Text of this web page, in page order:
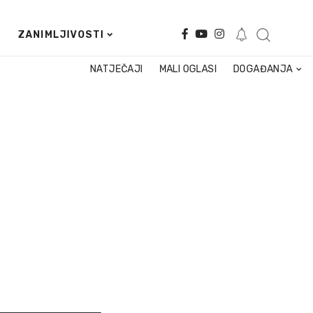
ZANIMLJIVOSTI
NATJEČAJI MALI OGLASI DOGAĐANJA